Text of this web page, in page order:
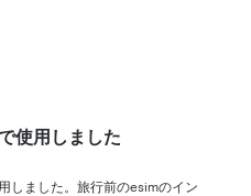
使用しました
しました。旅行前のesimのイン